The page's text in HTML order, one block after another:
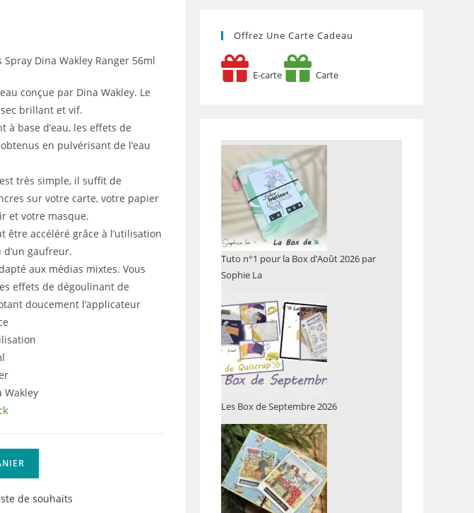
Spray Dina Wakley Ranger 56ml
conçue par Dina Wakley. Le
brillant et vif.
à base d’eau, les effets de
en pulvérisant de l’eau
très simple, il suffit de
sur votre carte, votre papier
et votre masque.
être accéléré grâce à l’utilisation
d’un gaufreur.
aux médias mixtes. Vous
effets de dégoulinant de
doucement l’applicateur
Wakley
de souhaits
Offrez Une Carte Cadeau
E-carte Carte
Tuto n°1 pour la Box d’Août 2026 par
Sophie La
Les Box de Septembre 2026